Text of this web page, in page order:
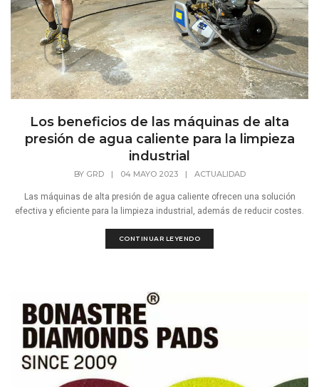
Los beneficios de las máquinas de alta
presión de agua caliente para la limpieza
industrial
BY GRD | 04 MAYO 2023 | ACTUALIDAD
Las máquinas de alta presión de agua caliente ofrecen una solución
efectiva y eficiente para la limpieza industrial, además de reducir costes.
CONTINUAR LEYENDO